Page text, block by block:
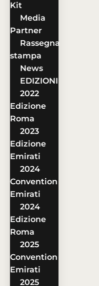
Kit
Media
Partner
Rassegna
stampa
News
EDIZIONI
2022
Edizione
Roma
2023
Edizione
Emirati
2024
Convention
Emirati
2024
Edizione
Roma
2025
Convention
Emirati
2025